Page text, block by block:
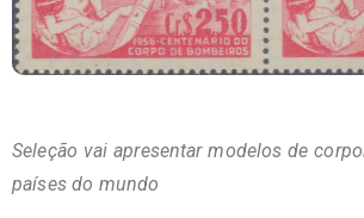
Seleção vai apresentar modelos de
países do mundo